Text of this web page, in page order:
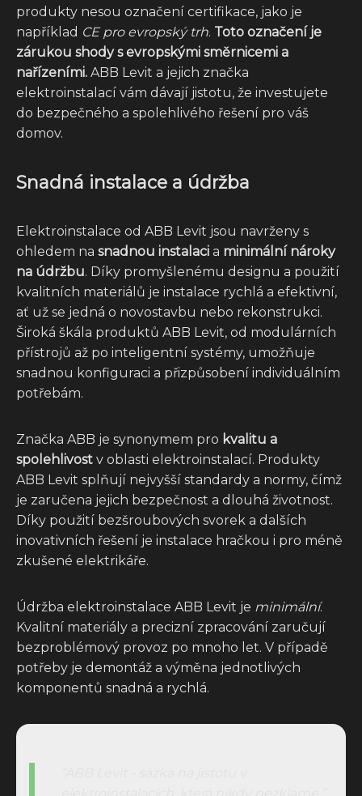
produkty nesou označení certifikace, jako je
například CE pro evropský trh. Toto označení je
zárukou shody s evropskými směrnicemi a
nařízeními. ABB Levit a jejich značka
elektroinstalací vám dávají jistotu, že investujete
do bezpečného a spolehlivého řešení pro váš
domov.
Snadná instalace a údržba
Elektroinstalace od ABB Levit jsou navrženy s
ohledem na snadnou instalaci a minimální nároky
na údržbu. Díky promyšlenému designu a použití
kvalitních materiálů je instalace rychlá a efektivní,
ať už se jedná o novostavbu nebo rekonstrukci.
Široká škála produktů ABB Levit, od modulárních
přístrojů až po inteligentní systémy, umožňuje
snadnou konfiguraci a přizpůsobení individuálním
potřebám.
Značka ABB je synonymem pro kvalitu a
spolehlivost v oblasti elektroinstalací. Produkty
ABB Levit splňují nejvyšší standardy a normy, čímž
je zaručena jejich bezpečnost a dlouhá životnost.
Díky použití bezšroubových svorek a dalších
inovativních řešení je instalace hračkou i pro méně
zkušené elektrikáře.
Údržba elektroinstalace ABB Levit je minimální.
Kvalitní materiály a precizní zpracování zaručují
bezproblémový provoz po mnoho let. V případě
potřeby je demontáž a výměna jednotlivých
komponentů snadná a rychlá.